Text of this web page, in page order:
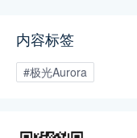
内容标签
#极光Aurora